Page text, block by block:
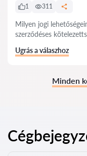
1
311
Milyen jogi
szerződéses
Ugrás a válaszhoz
Minden